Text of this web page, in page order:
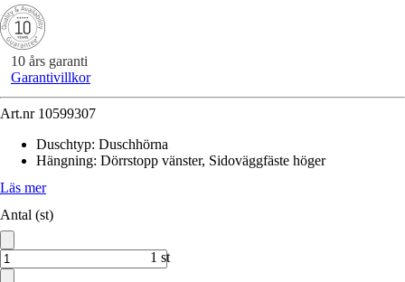
10 års garanti
Garantivillkor
Art.nr 10599307
Duschtyp: Duschhörna
Hängning: Dörrstopp vänster, Sidoväggfäste höger
Läs mer
Antal (st)
1 st